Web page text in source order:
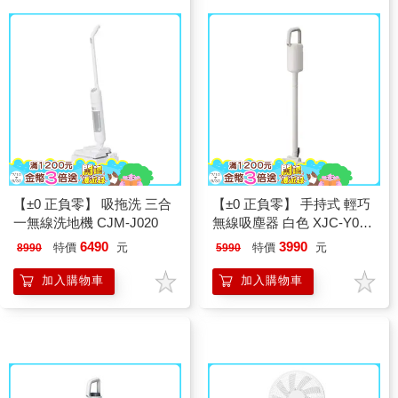
【±0 正負零】 吸拖洗 三合
一無線洗地機 CJM-J020
8990 特價 6490 元
加入購物車
【±0 正負零】 手持式 輕巧
無線吸塵器 白色 XJC-Y011
(Y010改款)
5990 特價 3990 元
加入購物車